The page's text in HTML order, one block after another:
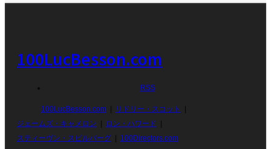
100LucBesson.com
RSS
100LucBesson.com
リドリー・スコット
ジェームズ・キャメロン
ロン・ハワード
スティーヴン・スピルバーグ
100Directors.com